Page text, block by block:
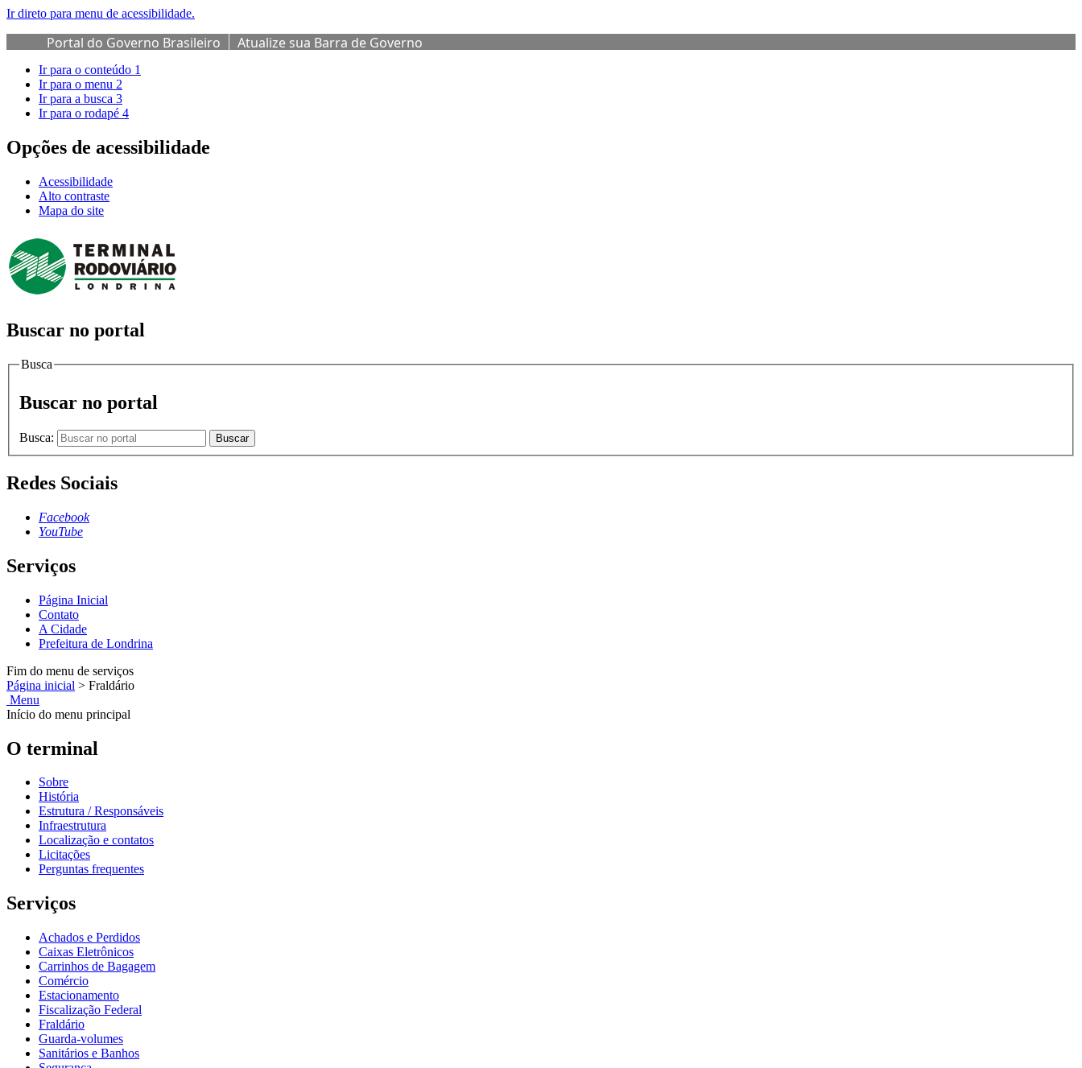
Ir direto para menu de acessibilidade.
Portal do Governo Brasileiro Atualize sua Barra de Governo
Ir para o conteúdo 1
Ir para o menu 2
Ir para a busca 3
Ir para o rodapé 4
Opções de acessibilidade
Acessibilidade
Alto contraste
Mapa do site
Buscar no portal
Busca
Buscar no portal
Busca: Buscar
Redes Sociais
Facebook
YouTube
Serviços
Página Inicial
Contato
A Cidade
Prefeitura de Londrina
Fim do menu de serviços
Página inicial > Fraldário
Menu
Início do menu principal
O terminal
Sobre
História
Estrutura / Responsáveis
Infraestrutura
Localização e contatos
Licitações
Perguntas frequentes
Serviços
Achados e Perdidos
Caixas Eletrônicos
Carrinhos de Bagagem
Comércio
Estacionamento
Fiscalização Federal
Fraldário
Guarda-volumes
Sanitários e Banhos